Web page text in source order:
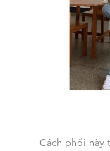
Cách phối này